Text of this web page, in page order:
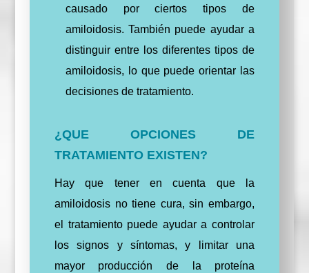
causado por ciertos tipos de
amiloidosis. También puede ayudar a
distinguir entre los diferentes tipos de
amiloidosis, lo que puede orientar las
decisiones de tratamiento.
¿QUE OPCIONES DE
TRATAMIENTO EXISTEN?
Hay que tener en cuenta que la
amiloidosis no tiene cura, sin embargo,
el tratamiento puede ayudar a controlar
los signos y síntomas, y limitar una
mayor producción de la proteína